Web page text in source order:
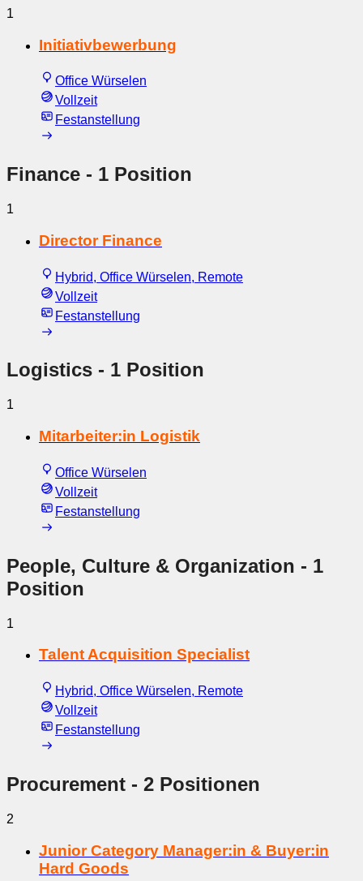
1
Initiativbewerbung
Office Würselen
Vollzeit
Festanstellung
Finance - 1 Position
1
Director Finance
Hybrid, Office Würselen, Remote
Vollzeit
Festanstellung
Logistics - 1 Position
1
Mitarbeiter:in Logistik
Office Würselen
Vollzeit
Festanstellung
People, Culture & Organization - 1
Position
1
Talent Acquisition Specialist
Hybrid, Office Würselen, Remote
Vollzeit
Festanstellung
Procurement - 2 Positionen
2
Junior Category Manager:in & Buyer:in
Hard Goods